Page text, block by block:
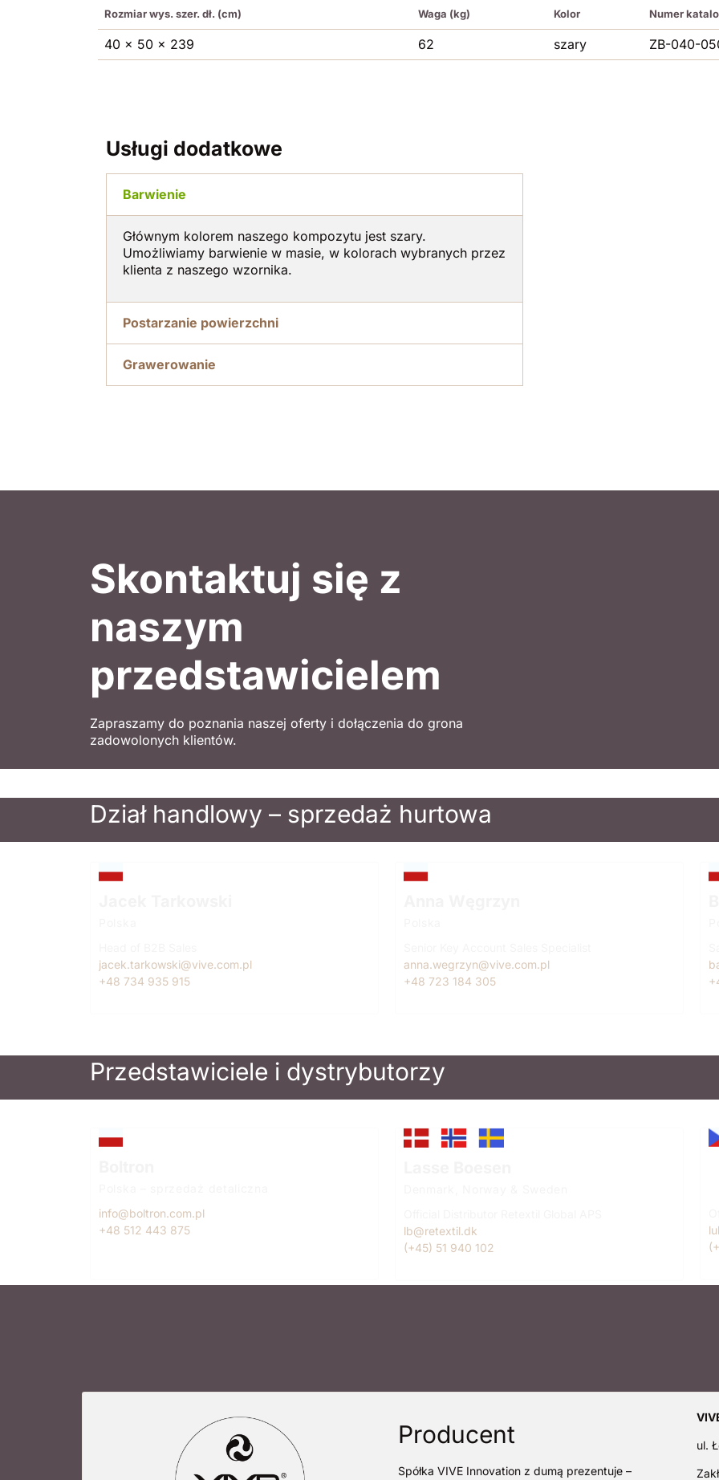
Rozmiar wys. szer. dł. (cm) Waga (kg) Kolor Numer
40 x 50 x 239 62 szary ZB-040-
Usługi dodatkowe
Barwienie
Głównym kolorem naszego kompozytu jest szary.
Umożliwiamy barwienie w masie, w kolorach wybranych przez
klienta z naszego wzornika.
Postarzanie powierzchni
Grawerowanie
Skontaktuj się z
naszym
przedstawicielem
Zapraszamy do poznania naszej oferty i dołączenia do grona
zadowolonych klientów.
Dział handlowy – sprzedaż hurtowa
jacek.tarkowski@vive.com.pl
+48 734 935 915
anna.wegrzyn@vive.com.pl
+48 723 184 305
Przedstawiciele i dystrybutorzy
info@boltron.com.pl
+48 512 443 875
lb@retextil.dk
(+45) 51 940 102
Producent
Spółka VIVE Innovation z dumą prezentuje –
ul.